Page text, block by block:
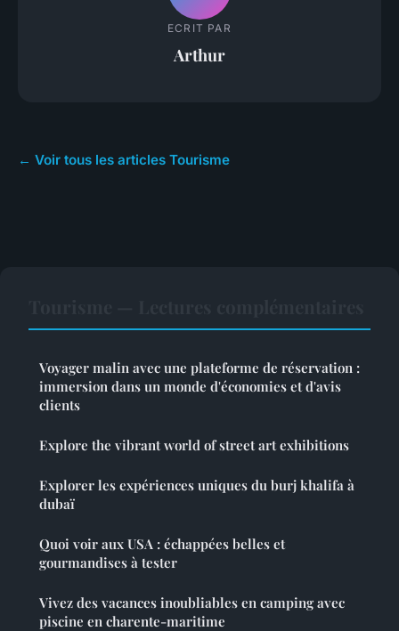
ECRIT PAR
Arthur
← Voir tous les articles Tourisme
Voyager malin avec une plateforme de réservation :
immersion dans un monde d'économies et d'avis
clients
Explore the vibrant world of street art exhibitions
Explorer les expériences uniques du burj khalifa à
dubaï
Quoi voir aux USA : échappées belles et
gourmandises à tester
Vivez des vacances inoubliables en camping avec
piscine en charente-maritime